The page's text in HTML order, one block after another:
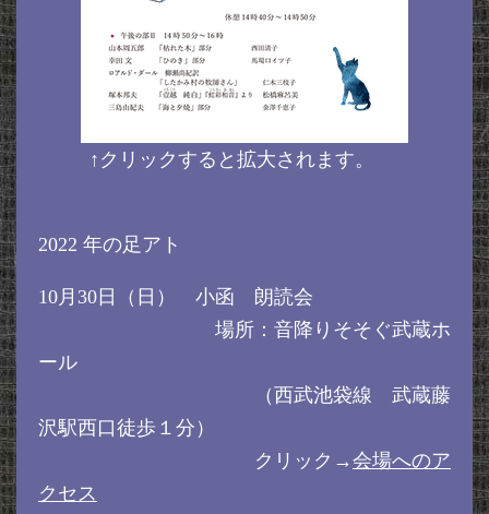
2022 年の足アト
10月30日（日） 小函 朗読会
場所：音降りそそぐ武蔵ホ
ール
（西武池袋線 武蔵藤
沢駅西口徒歩１分）
クリック→会場へのア
クセス